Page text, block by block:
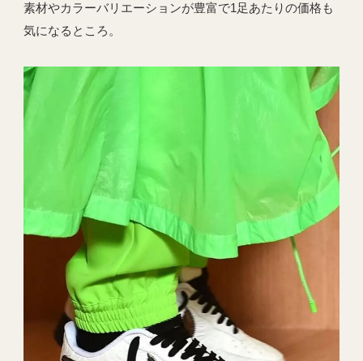
素材やカラーバリエーションが豊富で1足あたりの価格も
気になるところ。